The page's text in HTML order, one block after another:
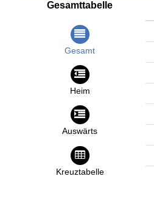
Gesamttabelle
Gesamt
Heim
Auswärts
Kreuztabelle